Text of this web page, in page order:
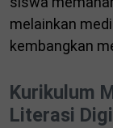
melainkan
kembangkan
Kurikulum
Literasi